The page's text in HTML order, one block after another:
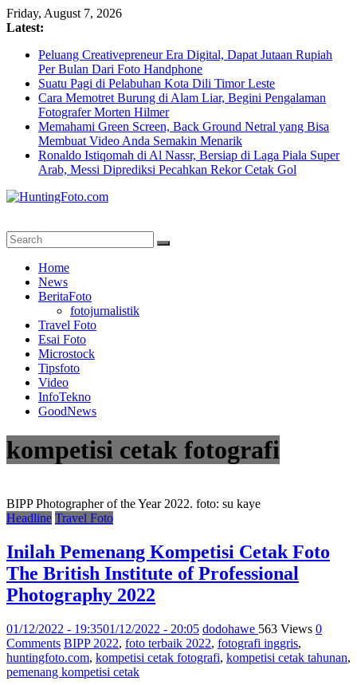
Skip
to
Friday, August 7, 2026
Latest:
Peluang Creativepreneur Era Digital, Dapat Jutaan Rupiah
Per Bulan Dari Foto Handphone
Suatu Pagi di Pelabuhan Kota Dili Timor Leste
Cara Memotret Burung di Alam Liar, Begini Pengalaman
Fotografer Morten Hilmer
Memahami Green Screen, Back Ground Netral yang Bisa
Membuat Video Anda Semakin Menarik
Ronaldo Istiqomah di Al Nassr, Bersiap di Laga Piala Super
Arab, Messi Diprediksi Pecahkan Rekor Cetak Gol
Berita
Fotografi
Terpercaya
Home
News
BeritaFoto
fotojurnalistik
Travel Foto
Esai Foto
Microstock
Tipsfoto
Video
InfoTekno
GoodNews
kompetisi cetak fotografi
BIPP Photographer of the Year 2022. foto: su kaye
Headline Travel Foto
Inilah Pemenang Kompetisi Cetak Foto
The British Institute of Professional
Photography 2022
01/12/2022 - 19:3501/12/2022 - 20:05 dodohawe 563 Views 0
Comments BIPP 2022, foto terbaik 2022, fotografi inggris,
huntingfoto.com, kompetisi cetak fotografi, kompetisi cetak tahunan,
pemenang kompetisi cetak